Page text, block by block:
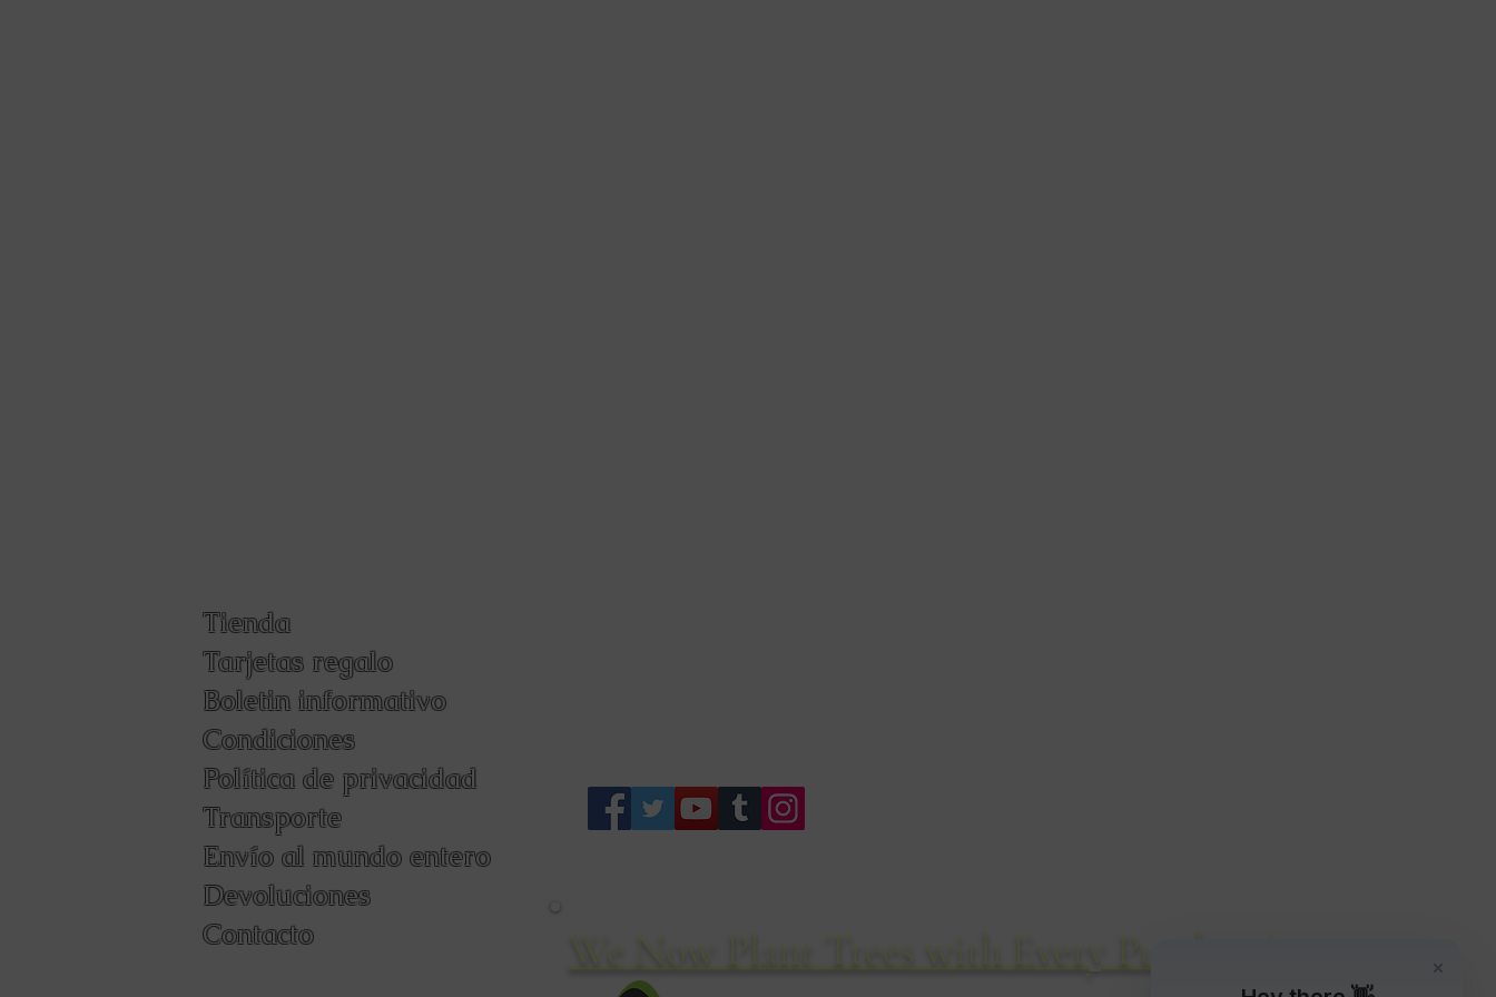
Tienda
Tarjetas regalo
Boletin informativo
Condiciones
Política de privacidad
Transporte
Envío al mundo entero
Devoluciones
Contacto
We Now Plant Trees with Every Purchase!